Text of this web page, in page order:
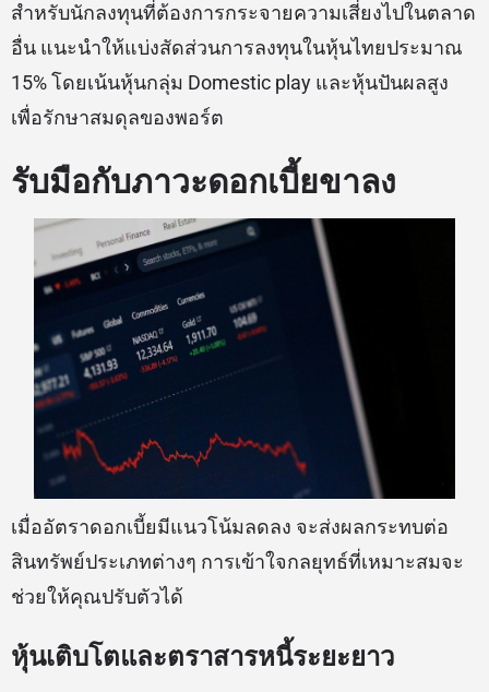
สำหรับนักลงทุนที่ต้องการกระจายความเสี่ยงไปในตลาด
อื่น แนะนำให้แบ่งสัดส่วนการลงทุนในหุ้นไทยประมาณ
15% โดยเน้นหุ้นกลุ่ม Domestic play และหุ้นปันผลสูง
เพื่อรักษาสมดุลของพอร์ต
รับมือกับภาวะดอกเบี้ยขาลง
เมื่ออัตราดอกเบี้ยมีแนวโน้มลดลง จะส่งผลกระทบต่อ
สินทรัพย์ประเภทต่างๆ การเข้าใจกลยุทธ์ที่เหมาะสมจะ
ช่วยให้คุณปรับตัวได้
หุ้นเติบโตและตราสารหนี้ระยะยาว